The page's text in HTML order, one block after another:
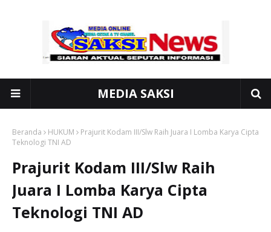
MEDIA SAKSI
Beranda HUKUM
Prajurit Kodam III/Slw Raih Juara I Lomba Karya Cipta
Teknologi TNI AD
Prajurit Kodam III/Slw Raih
Juara I Lomba Karya Cipta
Teknologi TNI AD